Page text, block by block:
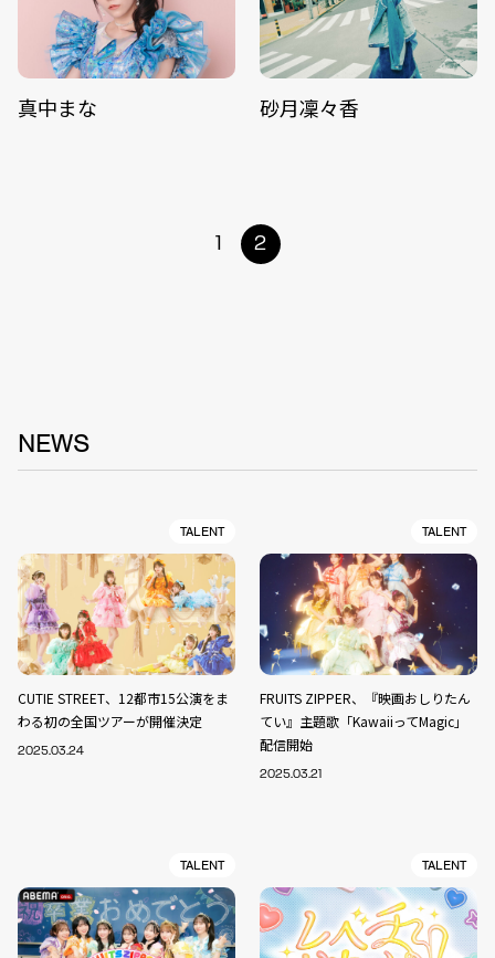
真中まな 砂月凜々香
1 2
NEWS
TALENT
CUTIE STREET、12都市15公演をま
わる初の全国ツアーが開催決定
2025.03.24
TALENT
FRUITS ZIPPER、『映画おしりたん
てい』主題歌「KawaiiってMagic」
配信開始
2025.03.21
TALENT TALENT